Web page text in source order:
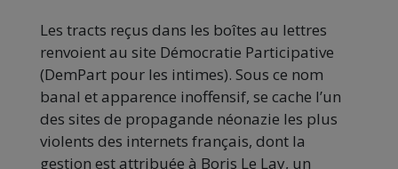
Les tracts reçus dans les boîtes au lettres
renvoient au site Démocratie Participative
(DemPart pour les intimes). Sous ce nom
banal et apparence inoffensif, se cache l’un
des sites de propagande néonazie les plus
violents des internets français, dont la
gestion est attribuée à Boris Le Lay, un